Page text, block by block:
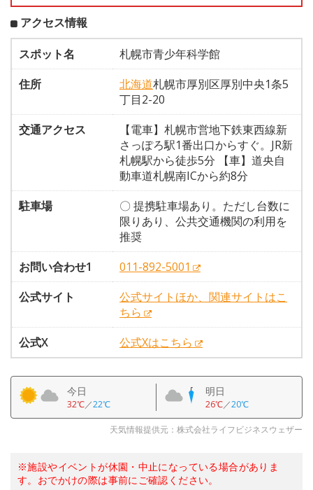
アクセス情報
スポット名
札幌市青少年科学館
住所
北海道札幌市厚別区厚別中央1条5
丁目2-20
交通アクセス
【電車】札幌市営地下鉄東西線新
さっぽろ駅1番出口からすぐ。JR新
札幌駅から徒歩5分 【車】道央自
動車道札幌南ICから約8分
駐車場
〇 提携駐車場あり。ただし台数に
限りあり、公共交通機関の利用を
推奨
お問い合わせ1
011-892-5001
公式サイト
公式サイトほか、関連サイトはこ
ちら
公式X
公式Xはこちら
今日
32℃／22℃
明日
26℃／20℃
天気情報提供元：株式会社ライフビジネスウェザー
※施設やイベントが休園・中止になっている場合がありま
す。おでかけの際は事前にご確認ください。